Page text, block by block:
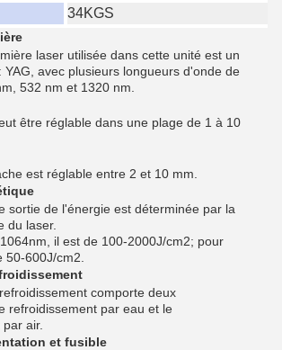
34KGS
laser utilisée dans cette unité est un
YAG, avec plusieurs longueurs d'onde de
532 nm et 1320 nm.
être réglable dans une plage de 1 à 10
est réglable entre 2 et 10 mm.
sortie de l'énergie est déterminée par la
du laser.
il est de 100-2000J/cm2; pour
50-600J/cm2.
comporte deux
refroidissement par eau et le
air.
et fusible